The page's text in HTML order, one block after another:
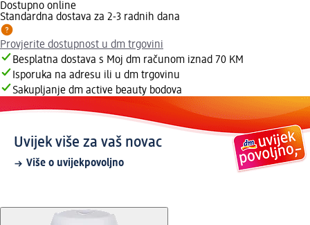
Dostupno online
Standardna dostava za 2-3 radnih dana
Provjerite dostupnost u dm trgovini
Besplatna dostava s Moj dm računom iznad 70 KM
Isporuka na adresu ili u dm trgovinu
Sakupljanje dm active beauty bodova
Uvijek više za vaš novac
Više o uvijekpovoljno